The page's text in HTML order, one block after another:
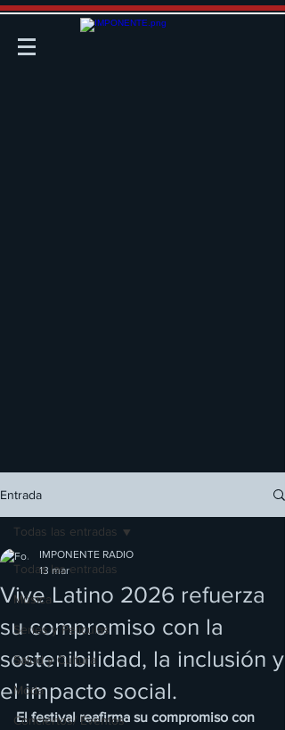
Entrada
Todas las entradas
Música
Series y Películas
Salud y Cultura
Moda
Conciertos/ Eventos
Todas las entradas
Vive Latino 2026 refuerza
su compromiso con la
sostenibilidad, la inclusión y
el impacto social.
IMPONENTE RADIO
13 mar
El festival reafirma su compromiso con